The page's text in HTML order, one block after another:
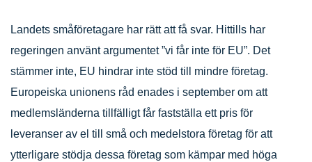
Landets småföretagare har rätt att få svar. Hittills har
regeringen använt argumentet ”vi får inte för EU”. Det
stämmer inte, EU hindrar inte stöd till mindre företag.
Europeiska unionens råd enades i september om att
medlemsländerna tillfälligt får fastställa ett pris för
leveranser av el till små och medelstora företag för att
ytterligare stödja dessa företag som kämpar med höga